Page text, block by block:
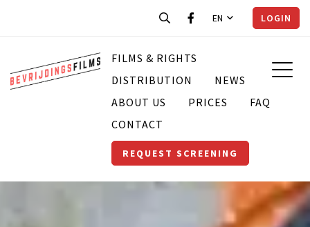
EN LOGIN
FILMS & RIGHTS
DISTRIBUTION
NEWS
ABOUT US
PRICES
FAQ
CONTACT
REQUEST SCREENING